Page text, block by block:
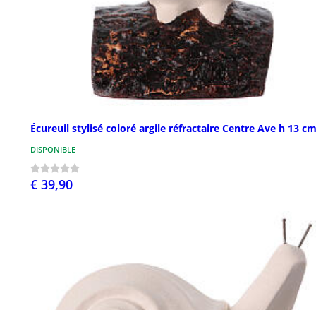
Écureuil stylisé coloré argile réfractaire Centre Ave h 13 cm
DISPONIBLE
€ 39,90